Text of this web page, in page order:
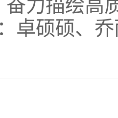
奋力描绘高
卓硕硕、